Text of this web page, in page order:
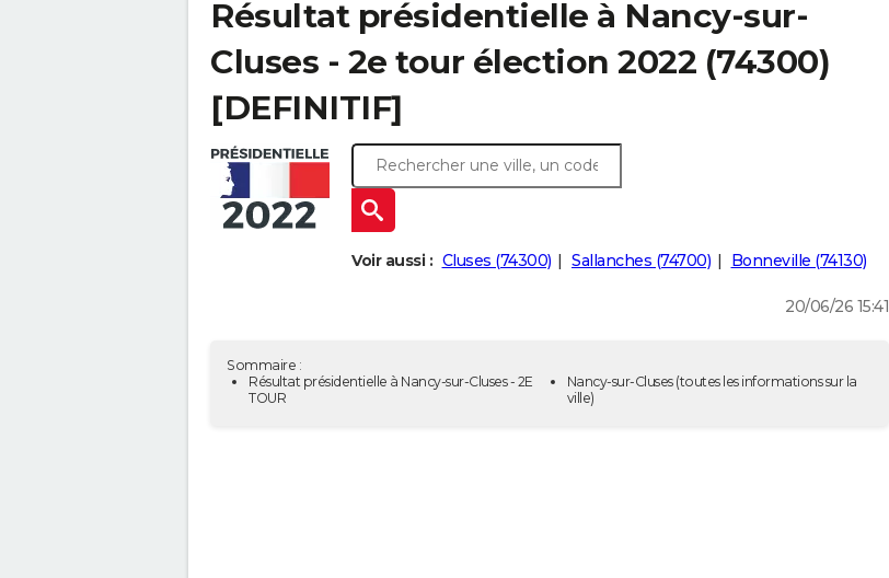
Résultat présidentielle à Nancy-sur-
Cluses - 2e tour élection 2022 (74300)
[DEFINITIF]
Voir aussi : Cluses (74300) Sallanches (74700) Bonneville (74130)
20/06/26 15:41
Sommaire :
Résultat présidentielle à Nancy-sur-Cluses - 2E
TOUR
Nancy-sur-Cluses(toutes les informations sur la
ville)